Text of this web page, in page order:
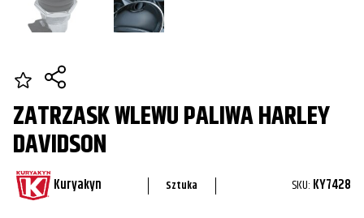
ZATRZASK WLEWU PALIWA HARLEY
DAVIDSON
Kuryakyn Sztuka SKU: KY7428